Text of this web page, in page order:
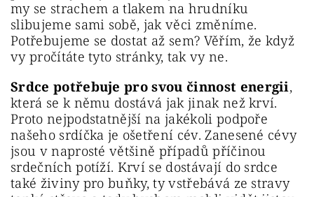
my se strachem a tlakem na hrudníku
slibujeme sami sobě, jak věci změníme.
Potřebujeme se dostat až sem? Věřím, že když
vy pročítáte tyto stránky, tak vy ne.
Srdce potřebuje pro svou činnost energii,
která se k němu dostává jak jinak než krví.
Proto nejpodstatnější na jakékoli podpoře
našeho srdíčka je ošetření cév. Zanesené cévy
jsou v naprosté většině případů příčinou
srdečních potíží. Krví se dostávají do srdce
také živiny pro buňky, ty vstřebává ze stravy